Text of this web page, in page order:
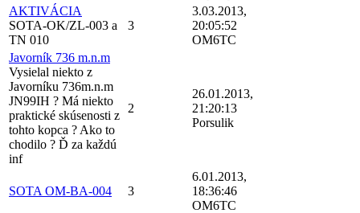
AKTIVÁCIA
SOTA-OK/ZL-003 a
TN 010
3
3.03.2013,
20:05:52
OM6TC
Javorník 736 m.n.m
Vysielal niekto z
Javorníku 736m.n.m
JN99IH ? Má niekto
praktické skúsenosti z
tohto kopca ? Ako to
chodilo ? Ď za každú
inf
2
26.01.2013,
21:20:13
Porsulik
SOTA OM-BA-004 3
6.01.2013,
18:36:46
OM6TC